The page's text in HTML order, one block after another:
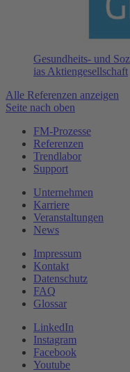
Gesundheits- und
ias Aktiengesellschaft
Alle Referenzen anzeigen
Seite nach oben
FM-Prozesse
Referenzen
Trendlabor
Support
Unternehmen
Karriere
Veranstaltungen
News
Impressum
Kontakt
Datenschutz
FAQ
Glossar
LinkedIn
Instagram
Facebook
Youtube